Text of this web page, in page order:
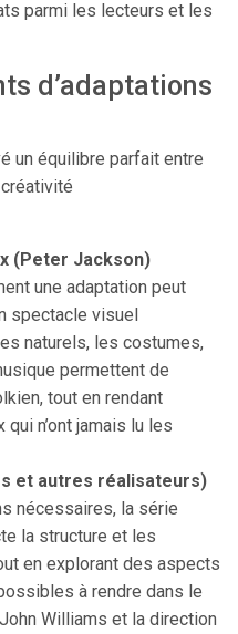
parmi les lecteurs et les
d’adaptations
un équilibre parfait entre
(Peter Jackson)
une adaptation peut
spectacle visuel
naturels, les costumes,
permettent de
tout en rendant
n’ont jamais lu les
et autres réalisateurs)
nécessaires, la série
la structure et les
en explorant des aspects
à rendre dans le
Williams et la direction